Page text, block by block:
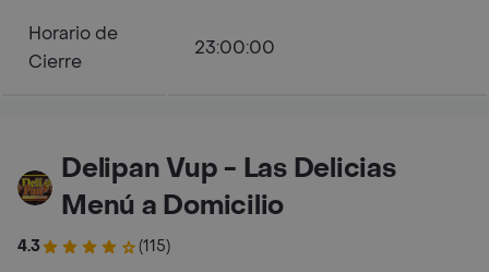
Horario de
Cierre
23:00:00
Delipan Vup - Las Delicias
Menú a Domicilio
4.3
(115)